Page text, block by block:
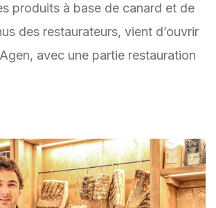
produits à base de canard et de
des restaurateurs, vient d’ouvrir
avec une partie restauration